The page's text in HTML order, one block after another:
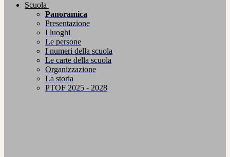
Scuola
Panoramica
Presentazione
I luoghi
Le persone
I numeri della scuola
Le carte della scuola
Organizzazione
La storia
PTOF 2025 - 2028